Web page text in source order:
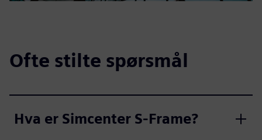
Ofte stilte spørsmål
Hva er Simcenter S-Frame?